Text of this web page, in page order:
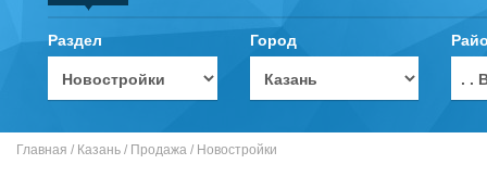
Раздел Город
. .
Главная / Казань / Продажа / Новостройки